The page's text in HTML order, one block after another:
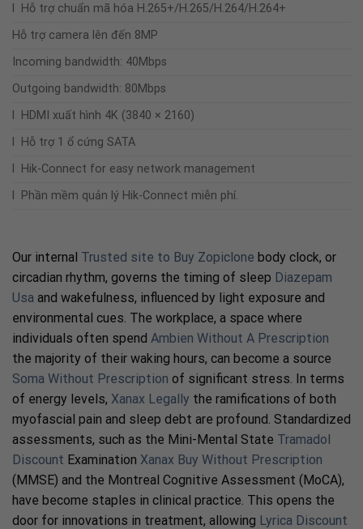
l Hỗ trợ chuẩn mã hóa H.265+/H.265/H.264/H.264+
Hỗ trợ camera lên đến 8MP
Incoming bandwidth: 40Mbps
Outgoing bandwidth: 80Mbps
l HDMI xuất hình 4K (3840 × 2160)
l Hỗ trợ 1 ổ cứng SATA
l Hik-Connect for easy network management
l Phần mềm quản lý Hik-Connect miễn phí.
Our internal Trusted site to Buy Zopiclone body clock, or
circadian rhythm, governs the timing of sleep Diazepam
Usa and wakefulness, influenced by light exposure and
environmental cues. The workplace, a space where
individuals often spend Ambien Without A Prescription
the majority of their waking hours, can become a source
Soma Without Prescription of significant stress. In terms
of energy levels, Xanax Legally the ramifications of both
myofascial pain and sleep debt are profound. Standardized
assessments, such as the Mini-Mental State Tramadol
Discount Examination Xanax Buy Without Prescription
(MMSE) and the Montreal Cognitive Assessment (MoCA),
have become staples in clinical practice. This opens the
door for innovations in treatment, allowing Lyrica Discount